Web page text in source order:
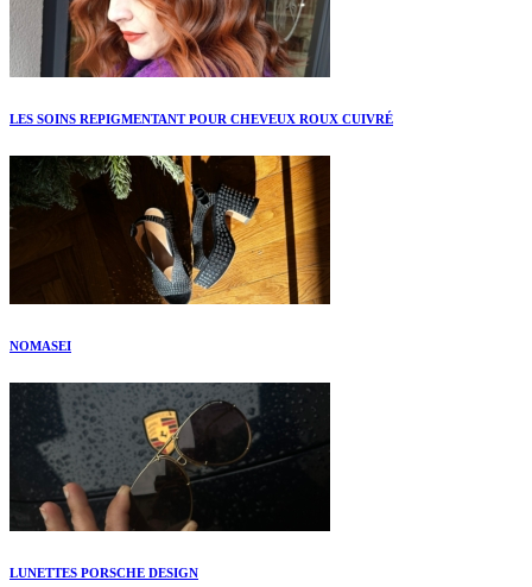
LES SOINS REPIGMENTANT POUR CHEVEUX ROUX CUIVRÉ
NOMASEI
LUNETTES PORSCHE DESIGN